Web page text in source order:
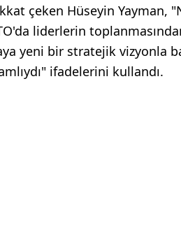
çeken Hüseyin Yayman,
liderlerin
yeni bir stratejik vizyonla
ifadelerini kullandı.